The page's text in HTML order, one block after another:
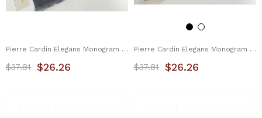
Pierre Cardin Elegans Monogram Şal 1090700-971
$26.26
$37.81
Pierre Cardin Elegans Monogram Şal 1090700-975
$26.26
$37.81